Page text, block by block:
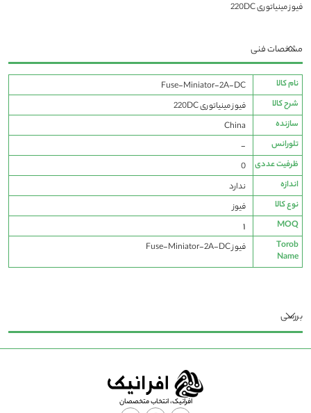
فیوز مینیاتوری 220DC
مشخصات فنی
مشخصات
فنی
نام کالا
Fuse-Miniator-2A-DC
شرح کالا
فیوز مینیاتوری 220DC
سازنده
China
تلورانس
-
ظرفیت عددی
0
اندازه
ندارد
نوع کالا
فیوز
MOQ
1
Torob
Name
فیوز Fuse-Miniator-2A-DC
بررسی
افرانیک، انتخاب متخصصان